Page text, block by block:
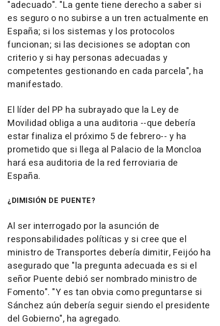
"adecuado". "La gente tiene derecho a saber si
es seguro o no subirse a un tren actualmente en
España; si los sistemas y los protocolos
funcionan; si las decisiones se adoptan con
criterio y si hay personas adecuadas y
competentes gestionando en cada parcela", ha
manifestado.
El líder del PP ha subrayado que la Ley de
Movilidad obliga a una auditoria --que debería
estar finaliza el próximo 5 de febrero-- y ha
prometido que si llega al Palacio de la Moncloa
hará esa auditoria de la red ferroviaria de
España.
¿DIMISIÓN DE PUENTE?
Al ser interrogado por la asunción de
responsabilidades políticas y si cree que el
ministro de Transportes debería dimitir, Feijóo ha
asegurado que "la pregunta adecuada es si el
señor Puente debió ser nombrado ministro de
Fomento". "Y es tan obvia como preguntarse si
Sánchez aún debería seguir siendo el presidente
del Gobierno", ha agregado.